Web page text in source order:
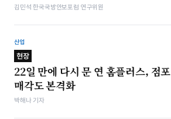
김민석 한국국방안보포럼 연구위원
산업
현장
22일 만에 다시 문 연 홈플러스, 점포
매각도 본격화
박해나 기자